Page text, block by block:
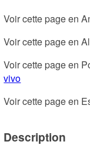
Voir cette page en
Voir cette page en
Voir cette page en
vivo
Voir cette page en
Description